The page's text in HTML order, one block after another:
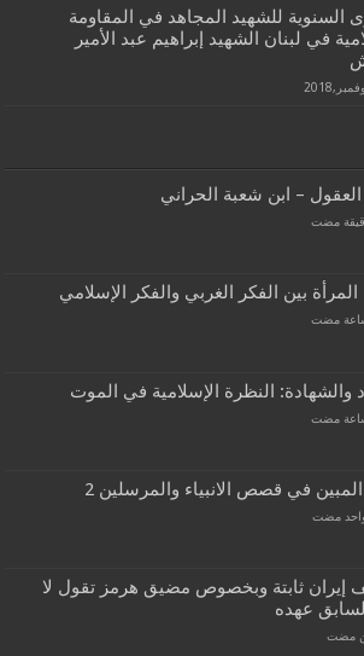
السنوية للشهيد المجاهد في المقاومة
في لبنان الشهيد إبراهيم عبد الأمير
– ابن شعبة الحراني
بين الفكر الغربي والفكر الإسلامي
والشهادة: النظرة الإسلامية في الموت
المبين في قصص الانبياء والمرسلين 2
مضت
إيران ثابتة وبخصوص مضيق هرمز تقول لا
عهده
مضت